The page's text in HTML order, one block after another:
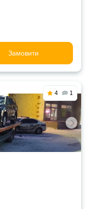
Замовити
4 1